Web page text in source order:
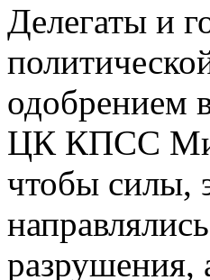
Делегаты и
одобрением
ЦК КПСС
чтобы силы,
разрушения,